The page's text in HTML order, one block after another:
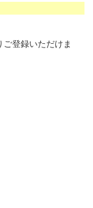
登録いただけま